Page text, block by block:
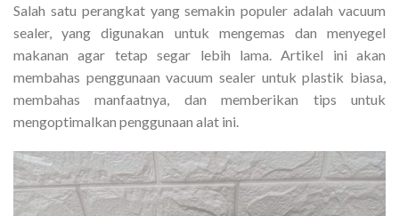
Salah satu perangkat yang semakin populer adalah vacuum
sealer, yang digunakan untuk mengemas dan menyegel
makanan agar tetap segar lebih lama. Artikel ini akan
membahas penggunaan vacuum sealer untuk plastik biasa,
membahas manfaatnya, dan memberikan tips untuk
mengoptimalkan penggunaan alat ini.